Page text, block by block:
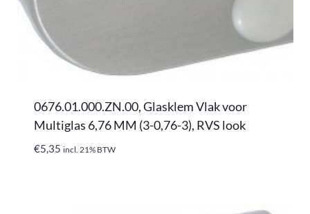
0676.01.000.ZN.00, Glasklem Vlak voor
Multiglas 6,76 MM (3-0,76-3), RVS look
€5,35 incl. 21% BTW